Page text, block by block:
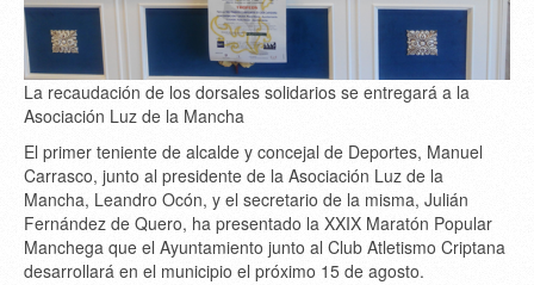
La recaudación de los dorsales solidarios se entregará a la
Asociación Luz de la Mancha
El primer teniente de alcalde y concejal de Deportes, Manuel
Carrasco, junto al presidente de la Asociación Luz de la
Mancha, Leandro Ocón, y el secretario de la misma, Julián
Fernández de Quero, ha presentado la XXIX Maratón Popular
Manchega que el Ayuntamiento junto al Club Atletismo Criptana
desarrollará en el municipio el próximo 15 de agosto.